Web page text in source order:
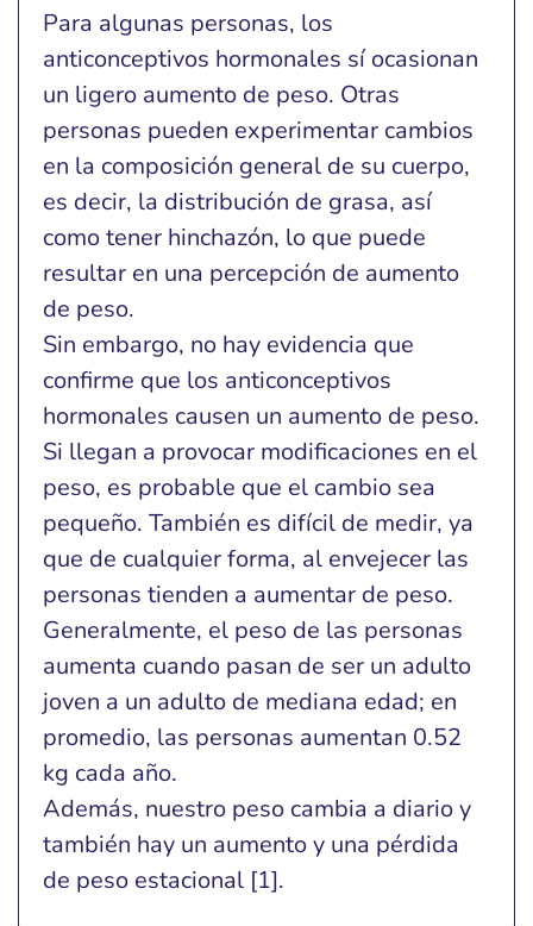
Para algunas personas, los
anticonceptivos hormonales sí ocasionan
un ligero aumento de peso. Otras
personas pueden experimentar cambios
en la composición general de su cuerpo,
es decir, la distribución de grasa, así
como tener hinchazón, lo que puede
resultar en una percepción de aumento
de peso.
Sin embargo, no hay evidencia que
confirme que los anticonceptivos
hormonales causen un aumento de peso.
Si llegan a provocar modificaciones en el
peso, es probable que el cambio sea
pequeño. También es difícil de medir, ya
que de cualquier forma, al envejecer las
personas tienden a aumentar de peso.
Generalmente, el peso de las personas
aumenta cuando pasan de ser un adulto
joven a un adulto de mediana edad; en
promedio, las personas aumentan 0.52
kg cada año.
Además, nuestro peso cambia a diario y
también hay un aumento y una pérdida
de peso estacional [1].